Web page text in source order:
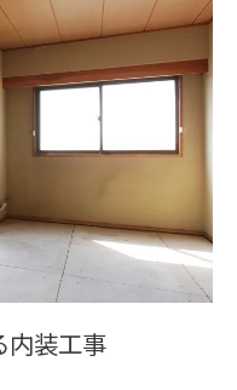
内装工事